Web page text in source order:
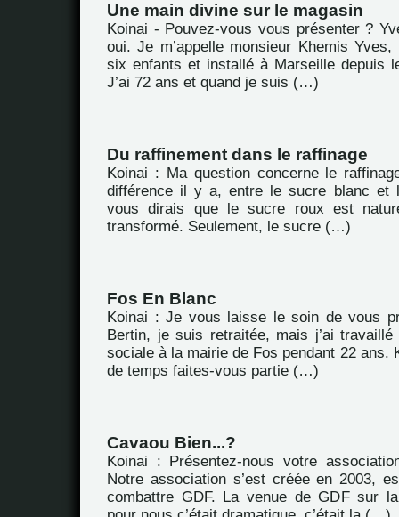
Une main divine sur le magasin
Koinai - Pouvez-vous vous présenter ?
oui. Je m’appelle monsieur Khemis
six enfants et installé à Marseille depuis
J’ai 72 ans et quand je suis (…)
Du raffinement dans le raffinage
Koinai : Ma question concerne le
différence il y a, entre le sucre blanc et
vous dirais que le sucre roux est
transformé. Seulement, le sucre (…)
Fos En Blanc
Koinai : Je vous laisse le soin de vous
Bertin, je suis retraitée, mais j’ai travaillé
sociale à la mairie de Fos pendant 22 ans.
de temps faites-vous partie (…)
Cavaou Bien...?
Koinai : Présentez-nous votre
Notre association s’est créée en 2003,
combattre GDF. La venue de GDF sur